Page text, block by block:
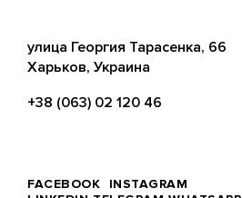
улица Георгия Тарасенка, 66
Харьков, Украина
+38 (063) 02 120 46
FACEBOOK
INSTAGRAM